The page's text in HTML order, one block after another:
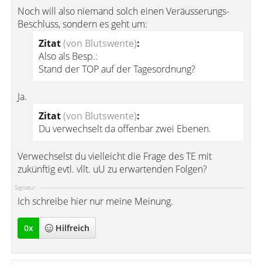
Noch will also niemand solch einen Veräusserungs-
Beschluss, sondern es geht um:
Zitat(von Blutswente):
Also als Besp.:
Stand der TOP auf der Tagesordnung?
Ja.
Zitat(von Blutswente):
Du verwechselt da offenbar zwei Ebenen.
Verwechselst du vielleicht die Frage des TE mit
zukünftig evtl. vllt. uU zu erwartenden Folgen?
Signatur:
Ich schreibe hier nur meine Meinung.
0x Hilfreich